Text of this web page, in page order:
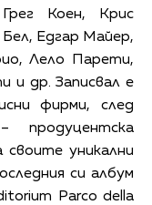
Коен, Крис
Едгар Майер,
Лело Парети,
и др. Записвал е
фирми, след
продуцентска
своите уникални
си албум
Parco della